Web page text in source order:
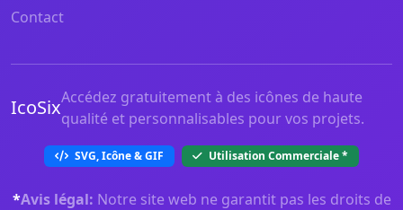
Contact
IcoSixAccédez gratuitement à des icônes de haute
qualité et personnalisables pour vos projets.
SVG, Icône & GIF Utilisation Commerciale*
*Avis légal: Notre site web ne garantit pas les droits de